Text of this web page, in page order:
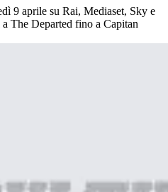
9 aprile su Rai, Mediaset, Sky e
The Departed fino a Capitan